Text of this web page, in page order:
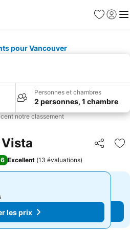
Favoris
Se
pour Vancouver
Personnes et chambres
2 personnes, 1 chambre
notre classement
Vista Partager
Excellent (13 évaluations)
les prix
les prix